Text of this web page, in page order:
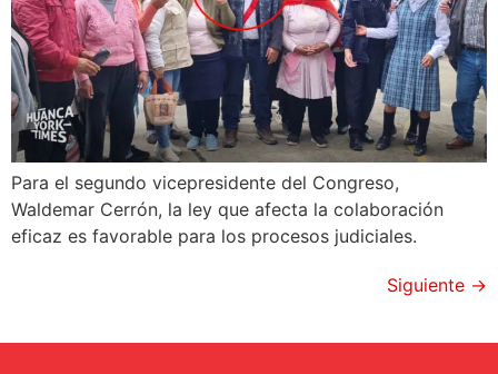
Para el segundo vicepresidente del Congreso,
Waldemar Cerrón, la ley que afecta la colaboración
eficaz es favorable para los procesos judiciales.
Siguiente →